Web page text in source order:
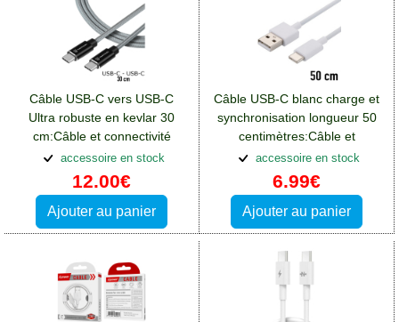
Câble USB-C vers USB-C
Ultra robuste en kevlar 30
cm:Câble et connectivité
Blackberry Key2
accessoire en stock
12.00€
Ajouter au panier
Câble USB-C blanc charge et
synchronisation longueur 50
centimètres:Câble et
connectivité Blackberry Key2
accessoire en stock
6.99€
Ajouter au panier